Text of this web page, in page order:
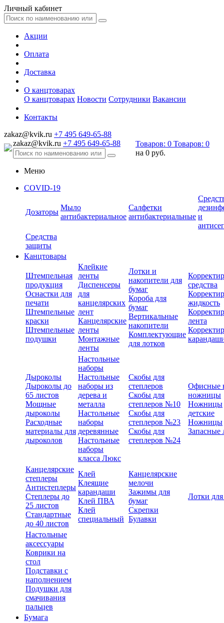
Личный кабинет
Акции
Оплата
Доставка
О канцтоварах
О канцтоварах Новости Сотрудники Вакансии
Контакты
zakaz@kvik.ru +7 495 649-65-88
zakaz@kvik.ru +7 495 649-65-88 Товаров: 0 Товаров: 0
на 0 руб.
Меню
COVID-19
Дозаторы
Мыло
антибактериальное
Салфетки
антибактериальные и
Средства
защиты
Канцтовары
Штемпельная
продукция
Оснастки для
печати
Штемпельные
краски
Штемпельные
подушки
Клейкие
ленты
Диспенсеры
для
канцелярских
лент
Канцелярские
ленты
Монтажные
ленты
Лотки и
накопители для
бумаг
Короба для
бумаг
Вертикальные
накопители
Комплектующие
для лотков
средства
жидкость
лента
Дыроколы
Дыроколы до
65 листов
Мощные
дыроколы
Расходные
материалы для
дыроколов
Настольные
наборы
Настольные
наборы из
дерева и
металла
Настольные
наборы
деревянные
Настольные
наборы
класса Люкс
Скобы для
степлеров
Скобы для
степлеров №10
Скобы для
степлеров №23
Скобы для
степлеров №24
Офисные
ножницы
Ножницы
детские
Ножницы
Запасные
Канцелярские
степлеры
Антистеплеры
Степлеры до
25 листов
Стандартные
до 40 листов
Клей
Клеящие
карандаши
Клей ПВА
Клей
специальный
Канцелярские
мелочи
Зажимы для
бумаг
Скрепки
Булавки
Лотки
Настольные
аксессуары
Коврики на
стол
Подставки с
наполнением
Подушки для
смачивания
пальцев
Бумага